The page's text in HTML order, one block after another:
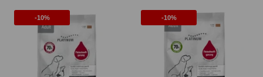
-10% -10%